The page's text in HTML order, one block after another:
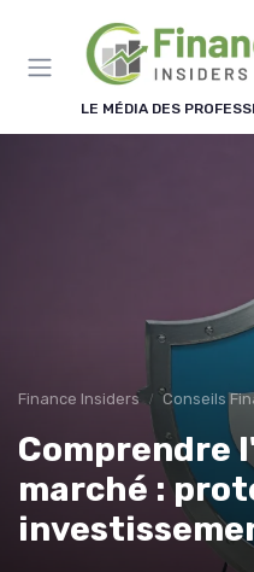
LE MÉDIA DES
Finance Insiders Conseils
Comprendre
marché :